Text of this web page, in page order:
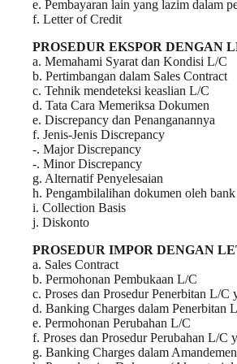
e. Pembayaran lain yang lazim dalam
f. Letter of Credit
PROSEDUR EKSPOR DENGAN
a. Memahami Syarat dan Kondisi L/C
b. Pertimbangan dalam Sales Contract
c. Tehnik mendeteksi keaslian L/C
d. Tata Cara Memeriksa Dokumen
e. Discrepancy dan Penanganannya
f. Jenis-Jenis Discrepancy
-. Major Discrepancy
-. Minor Discrepancy
g. Alternatif Penyelesaian
h. Pengambilalihan dokumen oleh
i. Collection Basis
j. Diskonto
PROSEDUR IMPOR DENGAN
a. Sales Contract
b. Permohonan Pembukaan L/C
c. Proses dan Prosedur Penerbitan L/
d. Banking Charges dalam Penerbitan
e. Permohonan Perubahan L/C
f. Proses dan Prosedur Perubahan L/
g. Banking Charges dalam